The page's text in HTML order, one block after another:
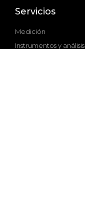
Servicios
Medición
Instrumentos y análisis